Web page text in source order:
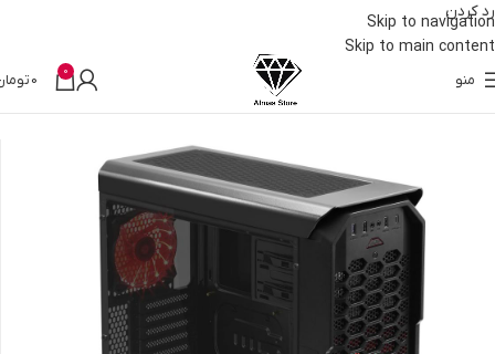
رد کردن
Skip to navigation
Skip to main content
منو 0
0